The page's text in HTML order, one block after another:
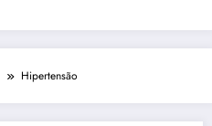
Hipertensão